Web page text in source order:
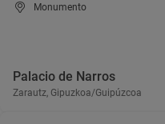
Monumento
Palacio de Narros
Zarautz, Gipuzkoa/Guipúzcoa